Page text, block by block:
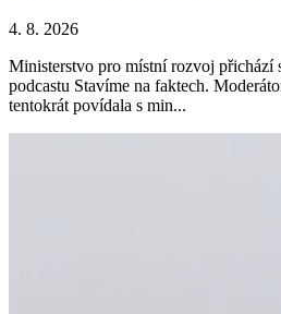
4. 8. 2026
Ministerstvo pro místní rozvoj přichází
podcastu Stavíme na faktech.
tentokrát povídala s min...